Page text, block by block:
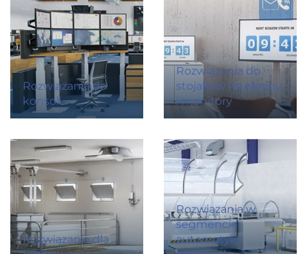
Rozwiązania do
konsoli
Rozwiązania do
stojaków na ekrany
i monitory
Rozwiązania dla
Rozwiązania w
segmencie
automatyki